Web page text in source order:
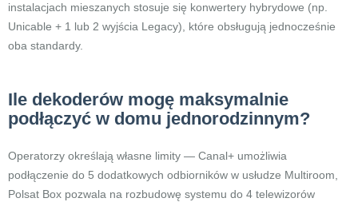
instalacjach mieszanych stosuje się konwertery hybrydowe (np.
Unicable + 1 lub 2 wyjścia Legacy), które obsługują jednocześnie
oba standardy.
Ile dekoderów mogę maksymalnie
podłączyć w domu jednorodzinnym?
Operatorzy określają własne limity — Canal+ umożliwia
podłączenie do 5 dodatkowych odbiorników w usłudze Multiroom,
Polsat Box pozwala na rozbudowę systemu do 4 telewizorów